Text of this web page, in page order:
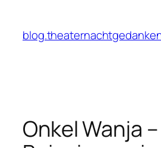
springen
Onkel Wanja